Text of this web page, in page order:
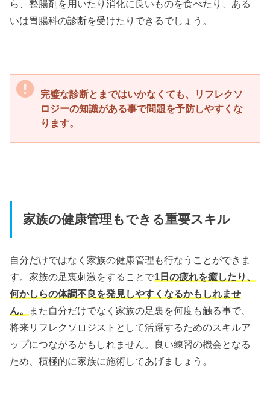
ら、整腸剤を用いたり消化に良いものを食べたり、ある
いは胃腸科の診断を受けたりできるでしょう。
完璧な診断とまではいかなくても、リフレクソ
ロジーの知識がある事で問題を予防しやすくな
ります。
家族の健康管理もできる重要スキル
自分だけではなく家族の健康管理も行なうことができま
す。家族の足裏刺激をすることで1日の疲れを癒したり、
何かしらの体調不良を発見しやすくなるかもしれませ
ん。
また自分だけでなく家族の足裏を何度も触る事で、
将来リフレクソロジストとして活躍するためのスキルア
ップにつながるかもしれません。良い練習の機会となる
ため、積極的に家族に施術してあげましょう。